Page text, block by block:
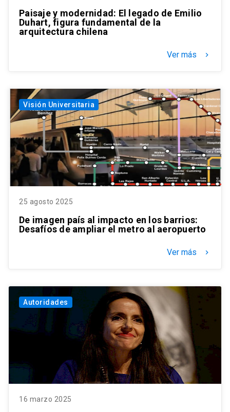
Paisaje y modernidad: El legado de Emilio
Duhart, figura fundamental de la
arquitectura chilena
Ver más keyboard_arrow_right
Visión Universitaria
25 agosto 2025
De imagen país al impacto en los barrios:
Desafíos de ampliar el metro al aeropuerto
Ver más keyboard_arrow_right
Autoridades
16 marzo 2025